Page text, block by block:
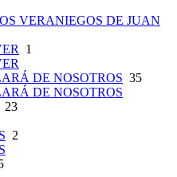
VERANIEGOS DE JUAN
1
DE NOSOTROS 35
DE NOSOTROS
23
2